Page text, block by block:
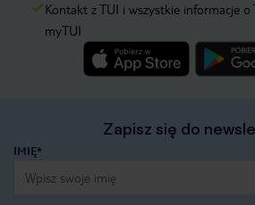
Kontakt z TUI i wszystkie informacje o
myTUI
Zapisz się do
IMIĘ*